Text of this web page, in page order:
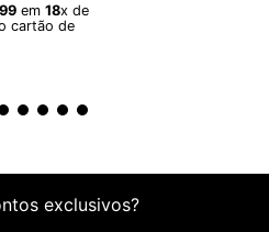
99 em 18x de
cartão de
exclusivos?